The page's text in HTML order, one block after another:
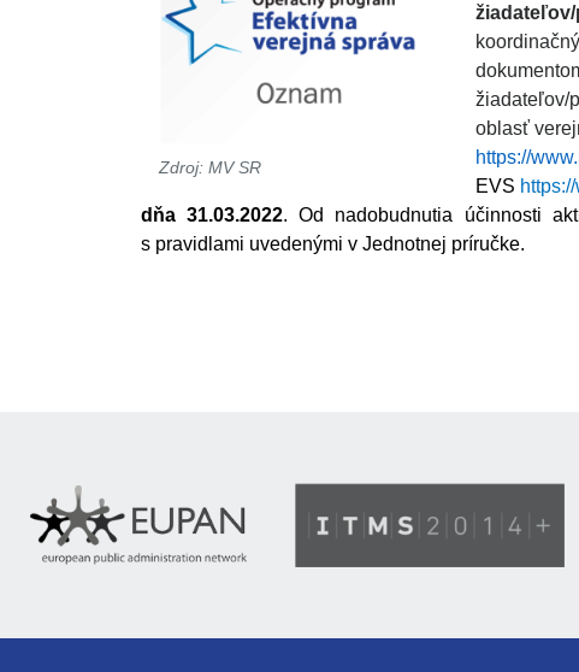
Zdroj: MV SR
žiadateľov/
oblasť
https://
EVS
dňa 31.03.2022. Od nadobudnutia účinnosti
s pravidlami uvedenými v Jednotnej príručke.